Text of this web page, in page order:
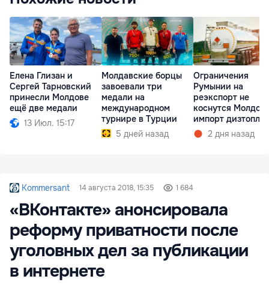
Елена Глизан и
Сергей Тарновский
принесли Молдове
ещё две медали
13 Июл. 15:17
Молдавские борцы
завоевали три
медали на
международном
турнире в Турции
5 дней назад
Ограничения
Румынии на
реэкспорт не
коснутся
импорт
возобновится
2 дня назад
Kommersant 14 августа 2018, 15:35 1 684
«ВКонтакте» анонсировала
реформу приватности после
уголовных дел за публикации
в интернете